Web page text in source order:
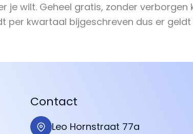
wilt. Geheel gratis, zonder verborgen
per kwartaal bijgeschreven dus er
Contact
Leo Hornstraat 77a